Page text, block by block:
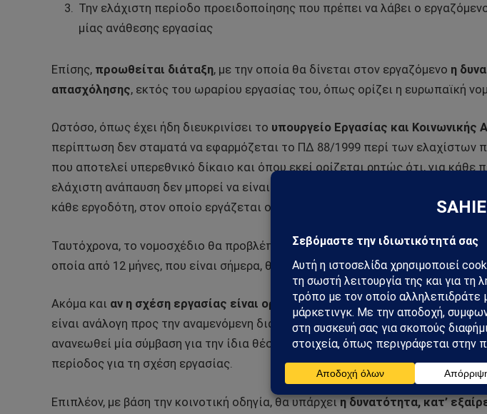
Την ελάχιστη περίοδο προειδοποίησης που πρέπει να λάβει ο
μίας ανάθεσης εργασίας
Επίσης, προωθείται διάταξη, με την οποία θα δίνεται στον εργαζόμενο η
απασχόλησης, εκτός του ωραρίου εργασίας του, όπως ορίζει η ευρωπαϊκή
Ωστόσο, όπως έχει ήδη διευκρινίσει το υπουργείο Εργασίας και Κοινωνικής
περίπτωση δεν σταματά να εφαρμόζεται το ΠΔ 88/1999 περί των ελαχίστων
που αποτελεί υπερεθνικό δίκαιο και όπου εκεί ορίζεται ρητώς ότι, για κάθε
ελάχιστη ανάπαυση δεν μπορεί να είναι κατώτερη των 11 συνεχών ωρών, που
κάθε εργοδότη, στον οποίο εργάζεται ο εργαζόμενος.
Ταυτόχρονα, το νομοσχέδιο θα προβλέπει μέγιστη διάρκεια για τη
οποία από 12 μήνες, που είναι σήμερα, θα μειωθεί στους έξι μήνες.
Ακόμα και αν η σχέση εργασίας είναι ορισμένου χρόνου , η διάρκεια της
είναι ανάλογη προς την αναμενόμενη διάρκεια της σύμβασης και τη φύση της
ανανεωθεί μία σύμβαση για την ίδια θέση και τα ίδια καθήκοντα, δεν
περίοδος για τη σχέση εργασίας.
Επιπλέον, με βάση την κοινοτική οδηγία, θα υπάρχειη δυνατότητα, κατ’